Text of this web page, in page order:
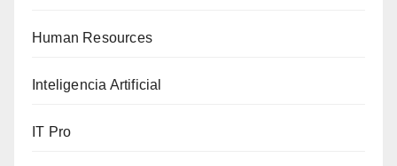
Human Resources
Inteligencia Artificial
IT Pro